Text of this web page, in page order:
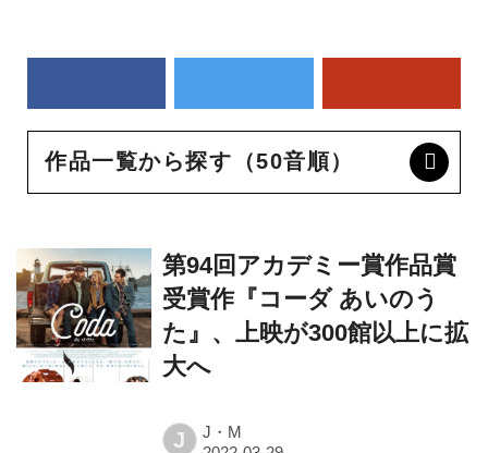
作品一覧から探す（50音順）
第94回アカデミー賞作品賞
受賞作『コーダ あいのう
た』、上映が300館以上に拡
大へ
J J・M